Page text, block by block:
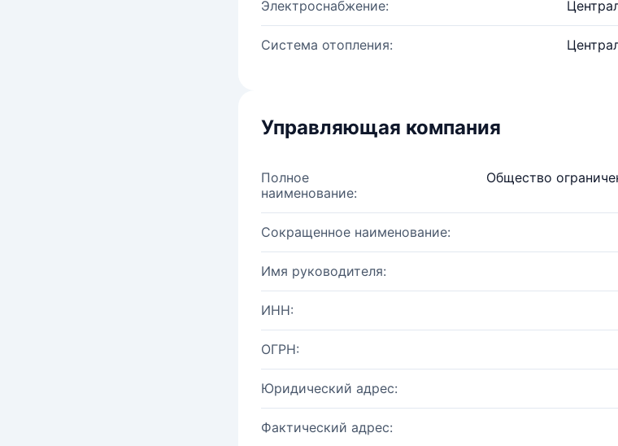
Электроснабжение:
Система отопления:
Управляющая компания
Полное
наименование:
Общество
Сокращенное наименование:
Имя руководителя:
ИНН:
ОГРН:
Юридический адрес:
Фактический адрес: